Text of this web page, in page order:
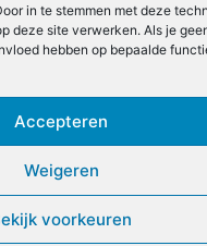
in te stemmen met deze
deze site verwerken. Als je
hebben op bepaalde
Accepteren
Weigeren
voorkeuren